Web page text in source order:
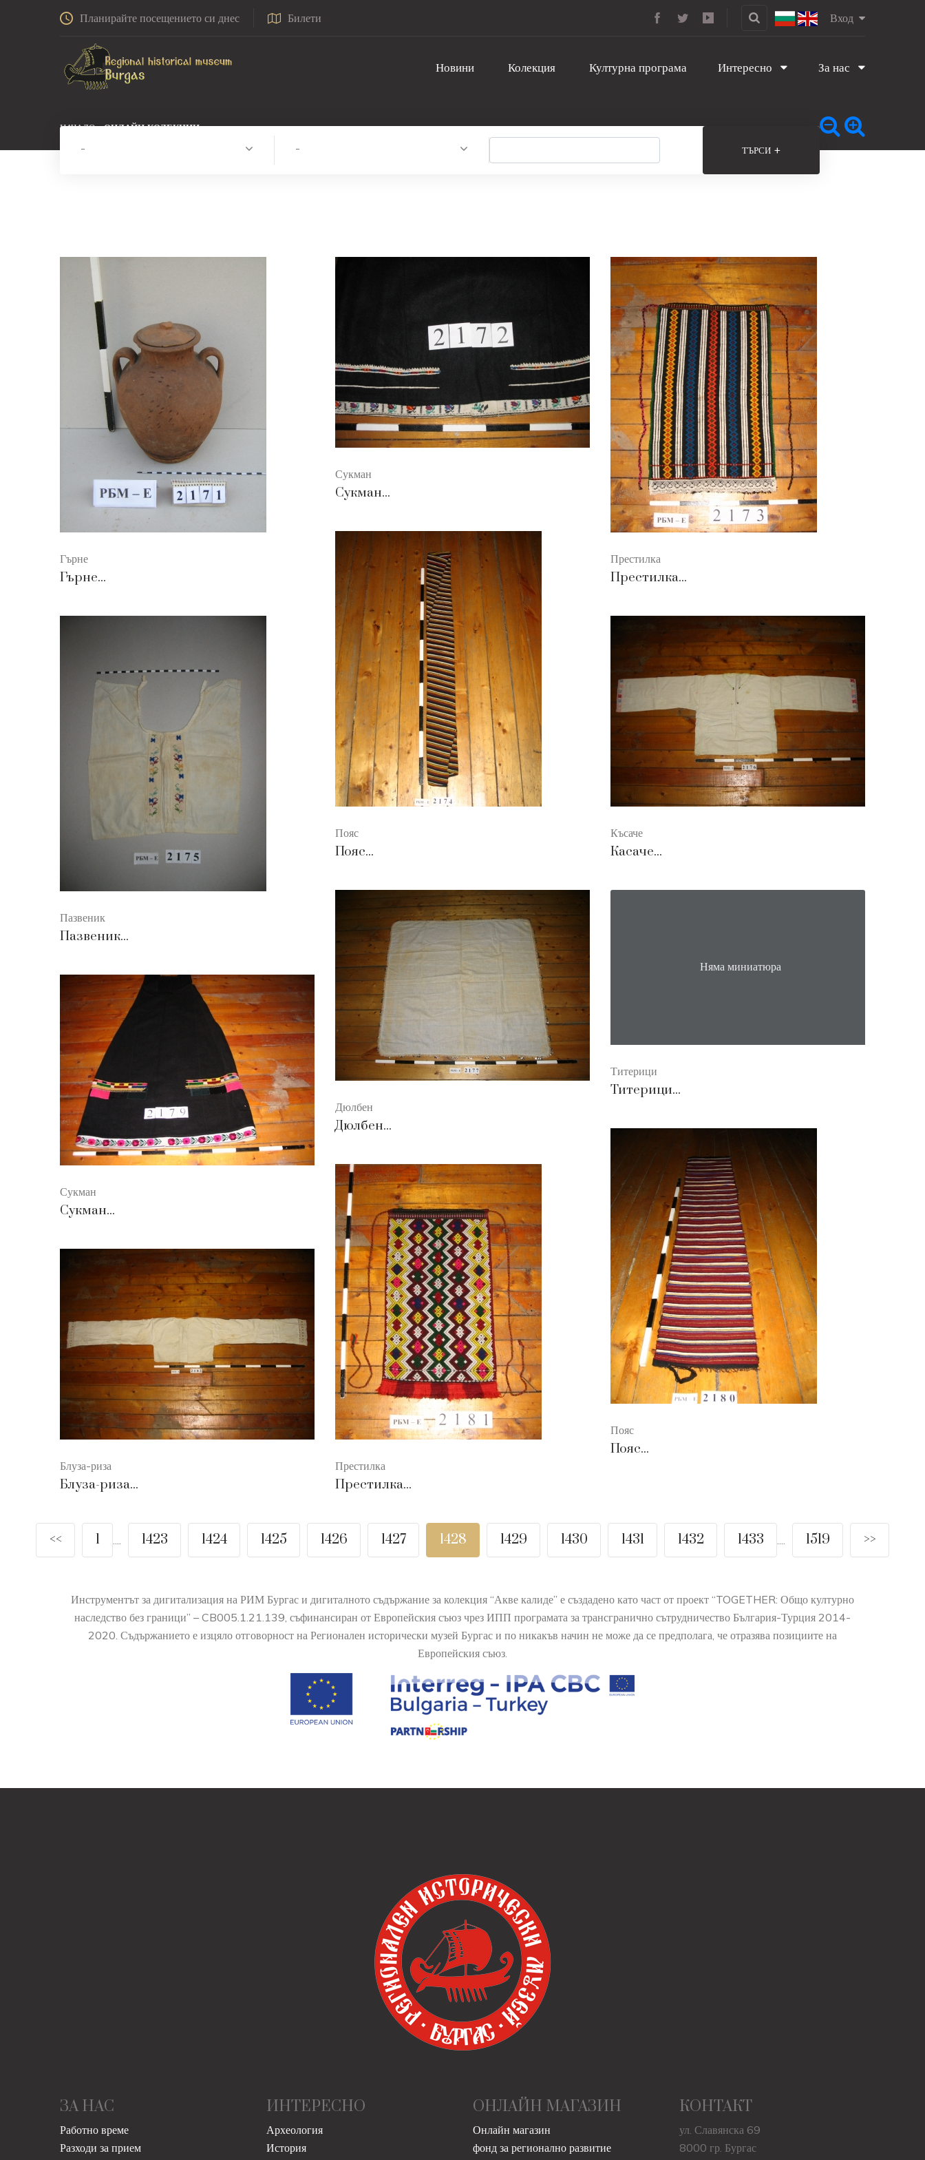
Планирайте посещението си днес Билети Вход
Новини Колекция Културна програма Интересно За нас
НАЧАЛО ОНЛАЙН КОЛЕКЦИИ
- - ТЪРСИ +
Гърне
Гърне...
Сукман
Сукман...
Престилка
Престилка...
Пояс
Пояс...
Пазвеник
Пазвеник...
Късаче
Касаче...
Дюлбен
Дюлбен...
Няма миниатюра
Титерици
Титерици...
Сукман
Сукман...
Пояс
Пояс...
Престилка
Престилка...
Блуза-риза
Блуза-риза...
<< 1 .... 1423 1424 1425 1426 1427 1428 1429 1430 1431 1432 1433 .... 1519 >>
Инструментът за дигитализация на РИМ Бургас и дигиталното съдържание за колекция “Акве калиде” е създадено като част от проект “TOGETHER: Общо културно
наследство без граници” – CB005.1.21.139, съфинансиран от Европейския съюз чрез ИПП програмата за трансгранично сътрудничество България-Турция 2014-
2020. Съдържанието е изцяло отговорност на Регионален исторически музей Бургас и по никакъв начин не може да се предполага, че отразява позициите на
Европейския съюз.
ЗА НАС
Работно време
Разходи за прием
ИНТЕРЕСНО
Археология
История
ОНЛАЙН МАГАЗИН
Онлайн магазин
фонд за регионално развитие
КОНТАКТ
ул. Славянска 69
8000 гр. Бургас